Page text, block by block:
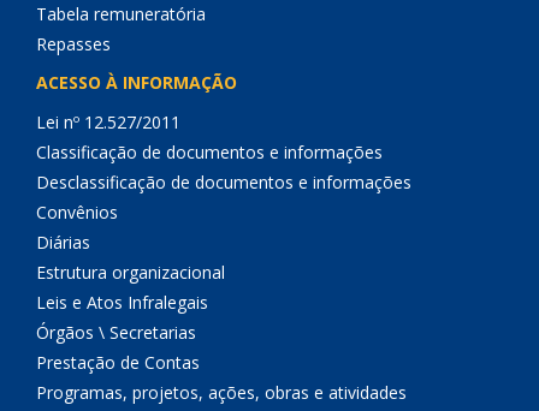
Tabela remuneratória
Repasses
ACESSO À INFORMAÇÃO
Lei nº 12.527/2011
Classificação de documentos e informações
Desclassificação de documentos e informações
Convênios
Diárias
Estrutura organizacional
Leis e Atos Infralegais
Órgãos \ Secretarias
Prestação de Contas
Programas, projetos, ações, obras e atividades